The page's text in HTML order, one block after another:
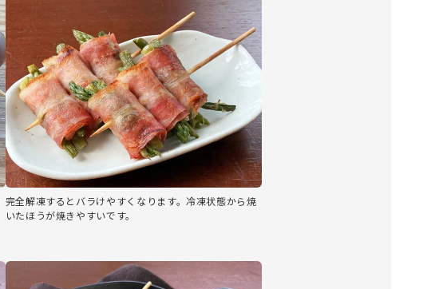
完全解凍するとバラけやすくなります。冷凍状態から焼
いたほうが焼きやすいです。